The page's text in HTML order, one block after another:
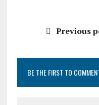
Previous
BE THE FIRST TO